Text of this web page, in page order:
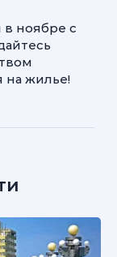
ноябре с
на жилье!